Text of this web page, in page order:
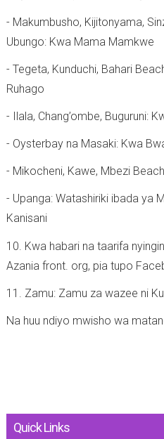
- Makumbusho, Kijitonyama,
Ubungo: Kwa Mama Mamkwe
- Tegeta, Kunduchi, Bahari
Ruhago
- Ilala, Chang’ombe, Buguruni:
- Oysterbay na Masaki: Kwa
- Mikocheni, Kawe, Mbezi
- Upanga: Watashiriki ibada ya
Kanisani
10. Kwa habari na taarifa
Azania front. org, pia tupo
11. Zamu: Zamu za wazee ni
Na huu ndiyo mwisho wa
Quick Links